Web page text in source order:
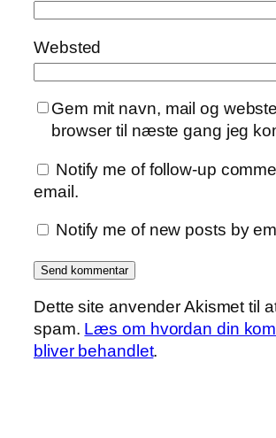
Websted
Gem mit navn, mail og
browser til næste gang jeg
Notify me of follow-up
email.
Notify me of new posts by
Dette site anvender Akismet til
spam. Læs om hvordan din
bliver behandlet.